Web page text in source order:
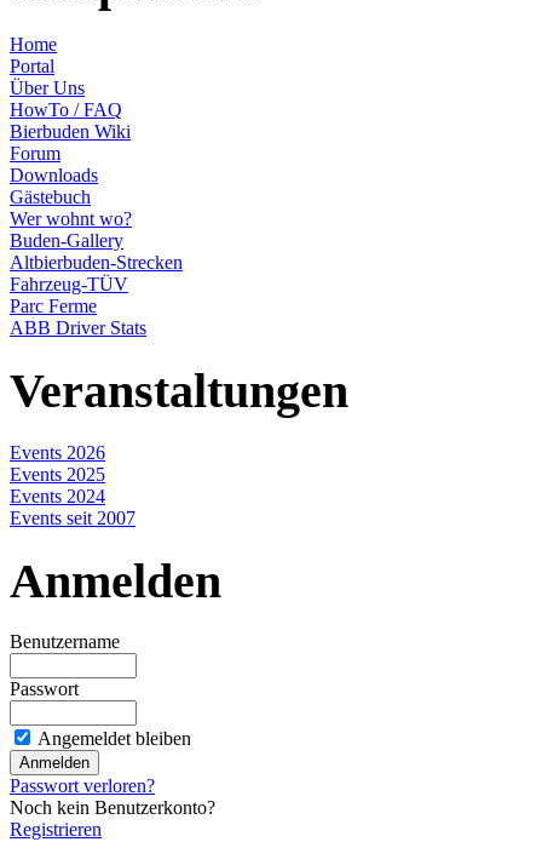
Home
Portal
Über Uns
HowTo / FAQ
Bierbuden Wiki
Forum
Downloads
Gästebuch
Wer wohnt wo?
Buden-Gallery
Altbierbuden-Strecken
Fahrzeug-TÜV
Parc Ferme
ABB Driver Stats
Veranstaltungen
Events 2026
Events 2025
Events 2024
Events seit 2007
Anmelden
Benutzername
Passwort
Angemeldet bleiben
Passwort verloren?
Noch kein Benutzerkonto?
Registrieren